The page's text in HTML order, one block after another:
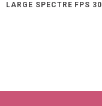
LARGE SPECTRE FPS 30